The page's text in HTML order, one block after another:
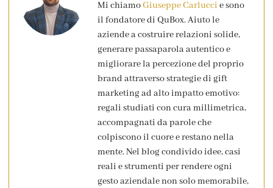
Mi chiamoGiuseppe Carlucci e sono
il fondatore di QuBox. Aiuto le
aziende a costruire relazioni solide,
generare passaparola autentico e
migliorare la percezione del proprio
brand attraverso strategie di gift
marketing ad alto impatto emotivo:
regali studiati con cura millimetrica,
accompagnati da parole che
colpiscono il cuore e restano nella
mente. Nel blog condivido idee, casi
reali e strumenti per rendere ogni
gesto aziendale non solo memorabile,